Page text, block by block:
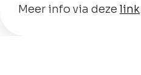
Meer info via deze link.